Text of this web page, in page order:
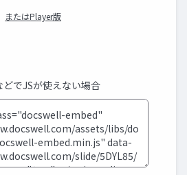
またはPlayer版
どでJSが使えない場合